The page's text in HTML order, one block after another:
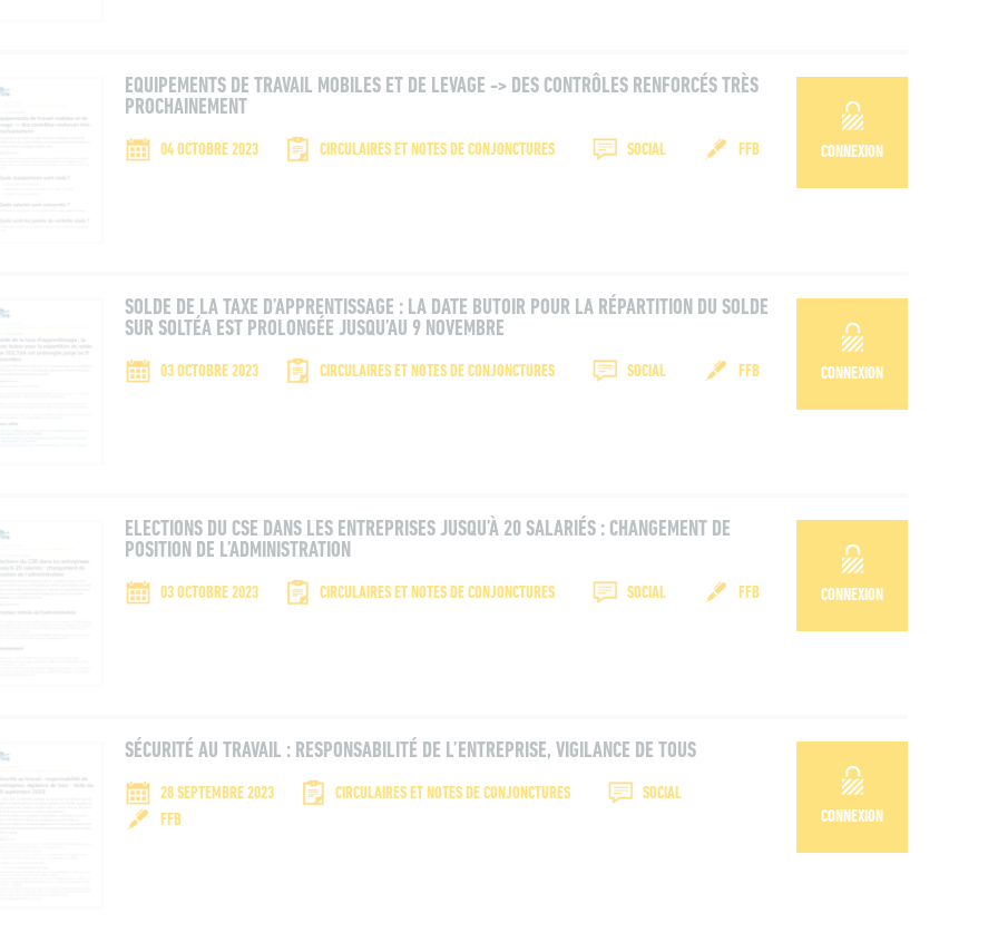
EQUIPEMENTS DE TRAVAIL MOBILES ET DE LEVAGE -> DES CONTRÔLES RENFORCÉS TRÈS
PROCHAINEMENT
04 OCTOBRE 2023 CIRCULAIRES ET NOTES DE CONJONCTURES SOCIAL FFB CONNEXION
SOLDE DE LA TAXE D’APPRENTISSAGE : LA DATE BUTOIR POUR LA RÉPARTITION DU SOLDE
SUR SOLTÉA EST PROLONGÉE JUSQU’AU 9 NOVEMBRE
03 OCTOBRE 2023 CIRCULAIRES ET NOTES DE CONJONCTURES SOCIAL FFB CONNEXION
ELECTIONS DU CSE DANS LES ENTREPRISES JUSQU’À 20 SALARIÉS : CHANGEMENT DE
POSITION DE L’ADMINISTRATION
03 OCTOBRE 2023 CIRCULAIRES ET NOTES DE CONJONCTURES SOCIAL FFB CONNEXION
SÉCURITÉ AU TRAVAIL : RESPONSABILITÉ DE L’ENTREPRISE, VIGILANCE DE TOUS
28 SEPTEMBRE 2023 CIRCULAIRES ET NOTES DE CONJONCTURES
SOCIAL
FFB
CONNEXION